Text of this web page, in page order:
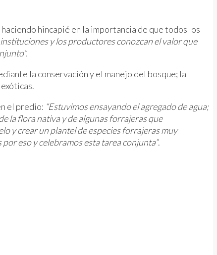
hincapié en la importancia de que todos los
y los productores conozcan el valor que
la conservación y el manejo del bosque; la
el predio: “Estuvimos ensayando el agregado de agua;
la flora nativa y de algunas forrajeras que
y crear un plantel de especies forrajeras muy
eso y celebramos esta tarea conjunta”.